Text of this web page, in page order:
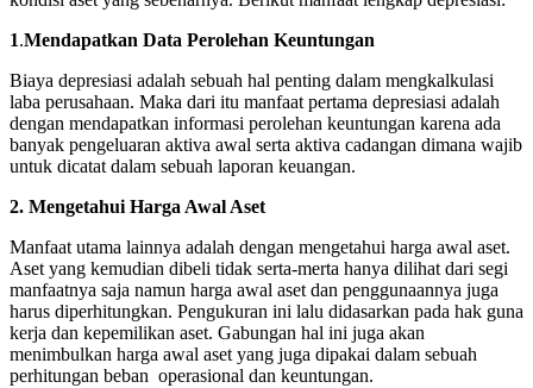
1.Mendapatkan Data Perolehan Keuntungan
Biaya depresiasi adalah sebuah hal penting dalam mengkalkulasi
laba perusahaan. Maka dari itu manfaat pertama depresiasi adalah
dengan mendapatkan informasi perolehan keuntungan karena ada
banyak pengeluaran aktiva awal serta aktiva cadangan dimana wajib
untuk dicatat dalam sebuah laporan keuangan.
2. Mengetahui Harga Awal Aset
Manfaat utama lainnya adalah dengan mengetahui harga awal aset.
Aset yang kemudian dibeli tidak serta-merta hanya dilihat dari segi
manfaatnya saja namun harga awal aset dan penggunaannya juga
harus diperhitungkan. Pengukuran ini lalu didasarkan pada hak guna
kerja dan kepemilikan aset. Gabungan hal ini juga akan
menimbulkan harga awal aset yang juga dipakai dalam sebuah
perhitungan beban operasional dan keuntungan.